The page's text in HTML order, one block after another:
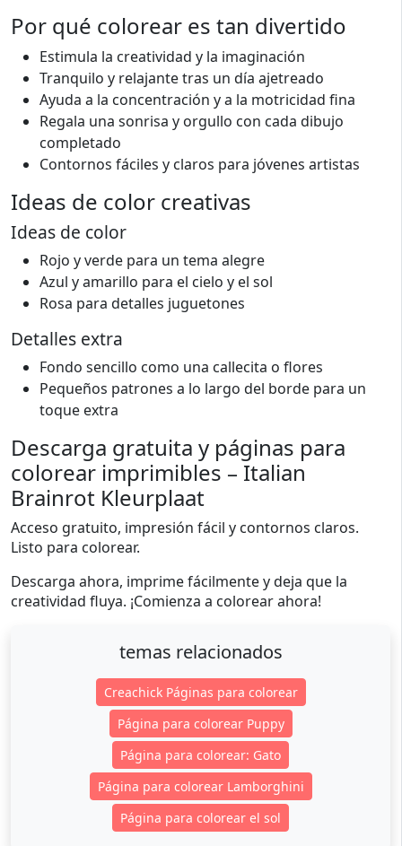
Por qué colorear es tan divertido
Estimula la creatividad y la imaginación
Tranquilo y relajante tras un día ajetreado
Ayuda a la concentración y a la motricidad fina
Regala una sonrisa y orgullo con cada dibujo
completado
Contornos fáciles y claros para jóvenes artistas
Ideas de color creativas
Ideas de color
Rojo y verde para un tema alegre
Azul y amarillo para el cielo y el sol
Rosa para detalles juguetones
Detalles extra
Fondo sencillo como una callecita o flores
Pequeños patrones a lo largo del borde para un
toque extra
Descarga gratuita y páginas para
colorear imprimibles – Italian
Brainrot Kleurplaat
Acceso gratuito, impresión fácil y contornos claros.
Listo para colorear.
Descarga ahora, imprime fácilmente y deja que la
creatividad fluya. ¡Comienza a colorear ahora!
temas relacionados
Creachick Páginas para colorear
Página para colorear Puppy
Página para colorear: Gato
Página para colorear Lamborghini
Página para colorear el sol